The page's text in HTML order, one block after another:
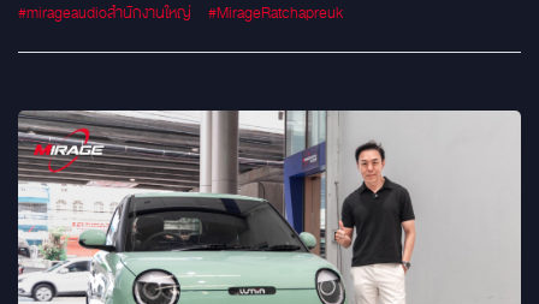
#mirageaudioสำนักงานใหญ่
#MirageRatchapreuk